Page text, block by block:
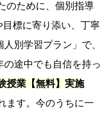
のために、個別指導
標に寄り添い、丁寧
別学習プラン」で、
途中でも自信を持っ
授業【無料】実施
ます。今のうちに一